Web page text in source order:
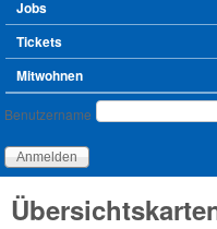
Jobs
Tickets
Mitwohnen
Benutzeranmeldung
Benutzername